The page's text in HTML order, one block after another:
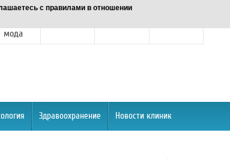
с правилами в отношении
мода
Здравоохранение Новости клиник